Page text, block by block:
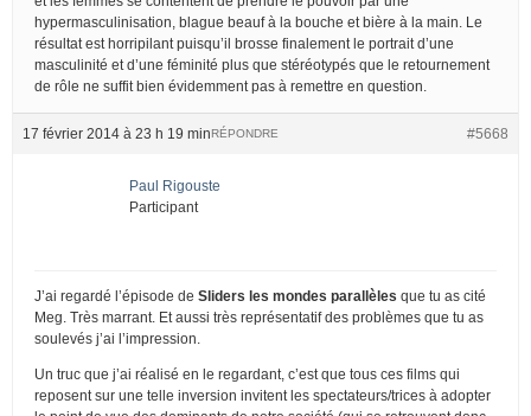
hypermasculinisation, blague beauf à la bouche et bière à la main. Le
résultat est horripilant puisqu’il brosse finalement le portrait d’une
masculinité et d’une féminité plus que stéréotypés que le retournement
de rôle ne suffit bien évidemment pas à remettre en question.
17 février 2014 à 23 h 19 min #5668
RÉPONDRE
Paul Rigouste
Participant
J’ai regardé l’épisode de Sliders les mondes parallèles que tu as cité
Meg. Très marrant. Et aussi très représentatif des problèmes que tu as
soulevés j’ai l’impression.
Un truc que j’ai réalisé en le regardant, c’est que tous ces films qui
reposent sur une telle inversion invitent les spectateurs/trices à adopter